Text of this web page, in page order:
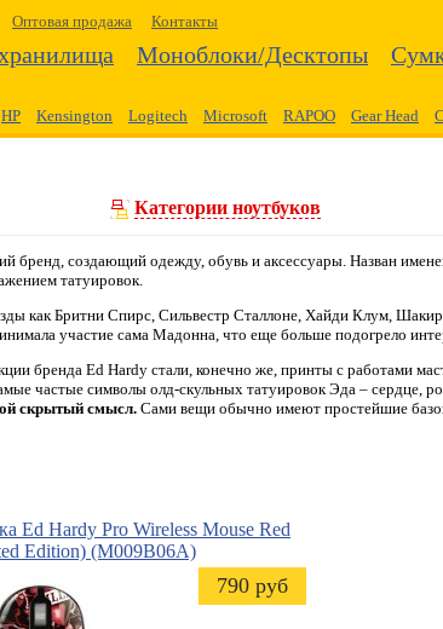
Оптовая продажа Контакты
Моноблоки/Десктопы
HP Kensington Logitech Microsoft RAPOO Gear Head
Категории ноутбуков
бренд, создающий одежду, обувь и аксессуары. Назван
татуировок.
как Бритни Спирс, Сильвестр Сталлоне, Хайди Клум,
участие сама Мадонна, что еще больше подогрело
бренда Ed Hardy стали, конечно же, принты с работами
частые символы олд-скульных татуировок Эда – сердце,
скрытый смысл.Сами вещи обычно имеют простейшие
Ed Hardy Pro Wireless Mouse Red
Edition) (M009B06A)
790 руб